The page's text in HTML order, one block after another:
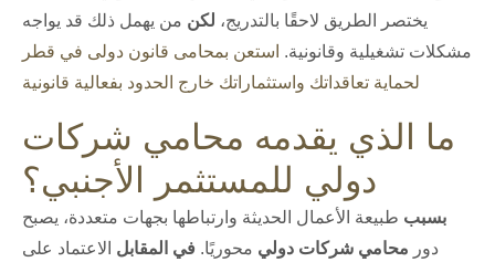
يختصر الطريق لاحقًا بالتدريج، لكن من يهمل ذلك قد يواجه
مشكلات تشغيلية وقانونية. استعن بمحامى قانون دولى في قطر
لحماية تعاقداتك واستثماراتك خارج الحدود بفعالية قانونية
ما الذي يقدمه محامي شركات
دولي للمستثمر الأجنبي؟
بسبب طبيعة الأعمال الحديثة وارتباطها بجهات متعددة، يصبح
دور محامي شركات دولي محوريًا. في المقابل الاعتماد على